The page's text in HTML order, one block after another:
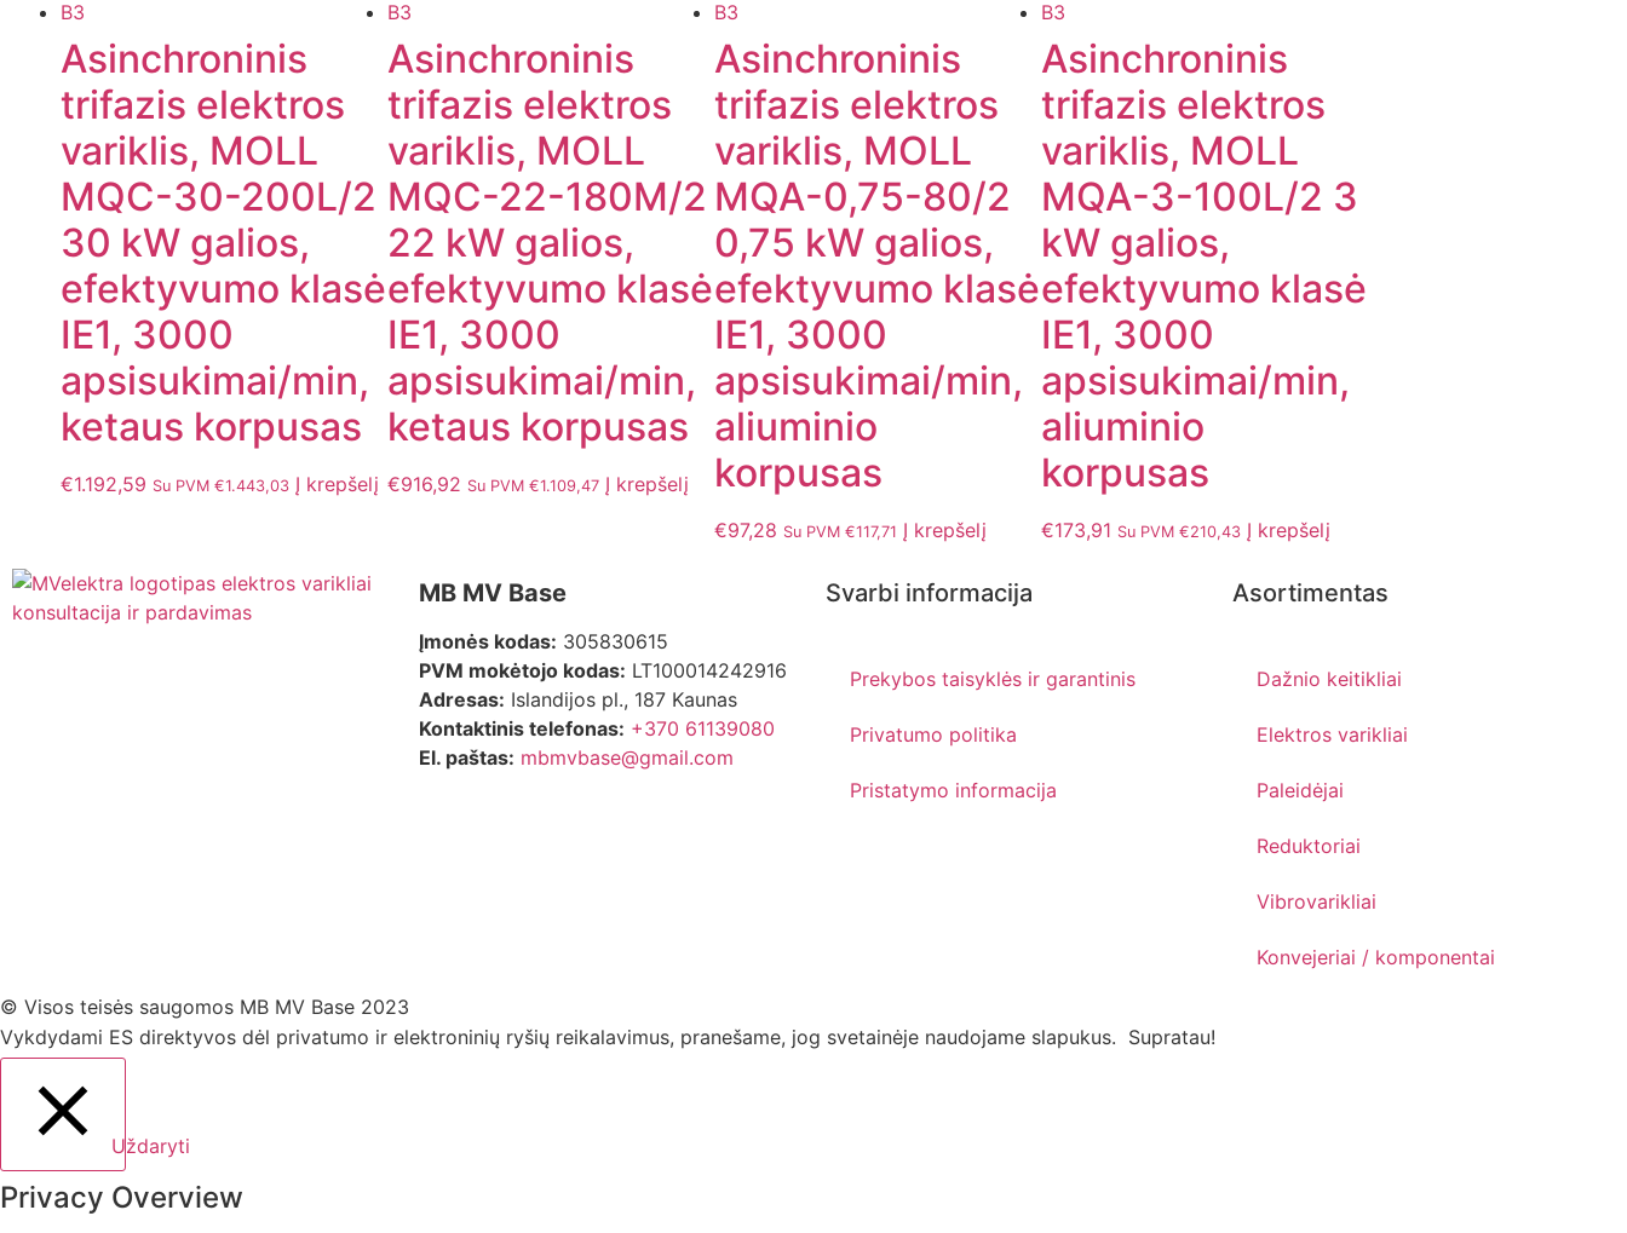
Asinchroninis
trifazis elektros
variklis, MOLL
MQC-30-200L/2
30 kW galios,
efektyvumo klasė
IE1, 3000
apsisukimai/min,
ketaus korpusas
€1.192,59 Su PVM €1.443,03 Į krepšelį
Asinchroninis
trifazis elektros
variklis, MOLL
MQC-22-180M/2
22 kW galios,
efektyvumo klasė
IE1, 3000
apsisukimai/min,
ketaus korpusas
€916,92 Su PVM €1.109,47 Į krepšelį
Asinchroninis
trifazis elektros
variklis, MOLL
MQA-0,75-80/2
0,75 kW galios,
efektyvumo klasė
IE1, 3000
apsisukimai/min,
aliuminio
korpusas
€97,28 Su PVM €117,71 Į krepšelį
Asinchroninis
trifazis elektros
variklis, MOLL
MQA-3-100L/2 3
kW galios,
efektyvumo klasė
IE1, 3000
apsisukimai/min,
aliuminio
korpusas
€173,91 Su PVM €210,43 Į krepšelį
MB MV Base
Įmonės kodas: 305830615
PVM mokėtojo kodas: LT100014242916
Adresas: Islandijos pl., 187 Kaunas
Kontaktinis telefonas: +370 61139080
El. paštas: mbmvbase@gmail.com
Svarbi informacija
Prekybos taisyklės ir garantinis
Privatumo politika
Pristatymo informacija
Asortimentas
Dažnio keitikliai
Elektros varikliai
Paleidėjai
Reduktoriai
Vibrovarikliai
Konvejeriai / komponentai
© Visos teisės saugomos MB MV Base 2023
Vykdydami ES direktyvos dėl privatumo ir elektroninių ryšių reikalavimus, pranešame, jog svetainėje naudojame slapukus. Supratau!
Uždaryti
Privacy Overview